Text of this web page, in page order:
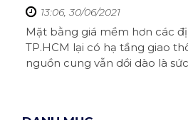
Bình Định
Tiền Giang
13:06, 30/06/2021
Mặt bằng giá mềm hơn các
TP.HCM lại có hạ tầng giao
nguồn cung vẫn dồi dào là